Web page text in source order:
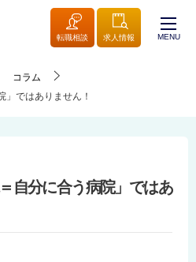
転職相談 求人情報 MENU
コラム
」ではありません！
自分に合う病院」ではあ